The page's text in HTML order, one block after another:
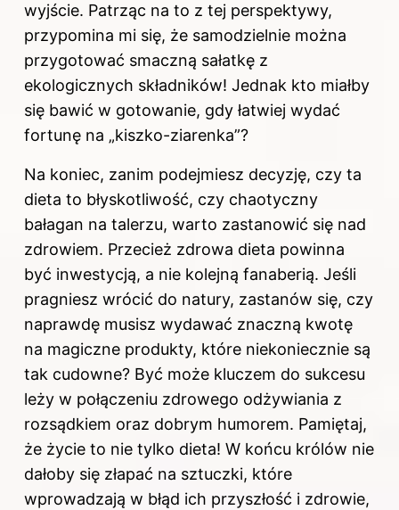
wyjście. Patrząc na to z tej perspektywy,
przypomina mi się, że samodzielnie można
przygotować smaczną sałatkę z
ekologicznych składników! Jednak kto miałby
się bawić w gotowanie, gdy łatwiej wydać
fortunę na „kiszko-ziarenka”?
Na koniec, zanim podejmiesz decyzję, czy ta
dieta to błyskotliwość, czy chaotyczny
bałagan na talerzu, warto zastanowić się nad
zdrowiem. Przecież zdrowa dieta powinna
być inwestycją, a nie kolejną fanaberią. Jeśli
pragniesz wrócić do natury, zastanów się, czy
naprawdę musisz wydawać znaczną kwotę
na magiczne produkty, które niekoniecznie są
tak cudowne? Być może kluczem do sukcesu
leży w połączeniu zdrowego odżywiania z
rozsądkiem oraz dobrym humorem. Pamiętaj,
że życie to nie tylko dieta! W końcu królów nie
dałoby się złapać na sztuczki, które
wprowadzają w błąd ich przyszłość i zdrowie,